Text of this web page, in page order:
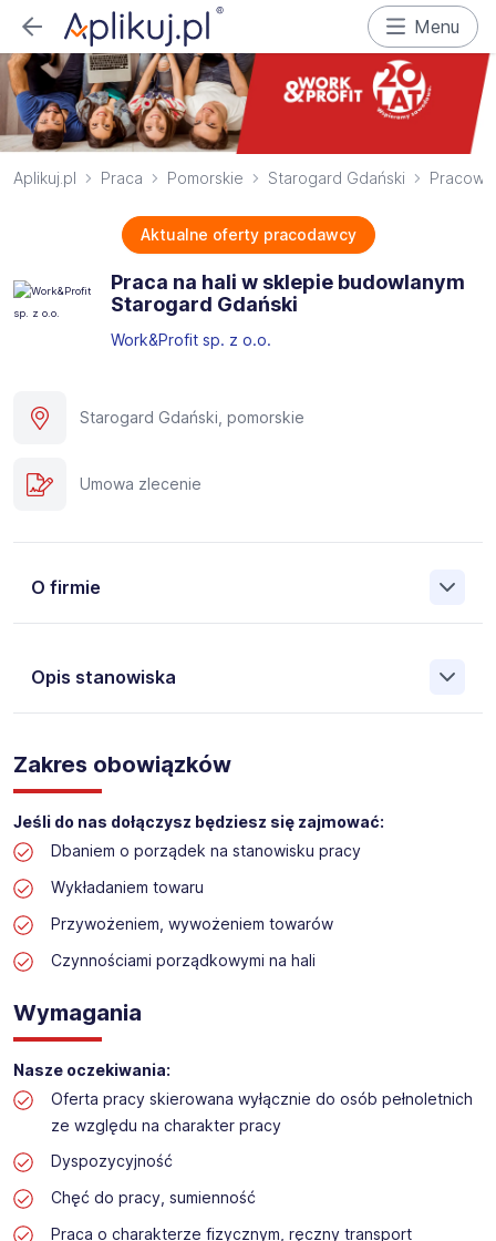
Menu
Aplikuj.pl Praca Pomorskie Starogard Gdański
Aktualne oferty pracodawcy
Praca na hali w sklepie budowlanym
Starogard Gdański
Work&Profit sp. z o.o.
Starogard Gdański, pomorskie
Umowa zlecenie
O firmie
Opis stanowiska
Pośrednictwa Pracy i Doradztwa Personalnego Work &
Profit jest obecnie jedną z największych niezależnych
polskich agencji zatrudnienia. W ciągu wielu lat naszej
działalności daliśmy pracę przeszło 50 000 pracowników
w całym kraju. Skutecznie znajdujemy pracowników dla
największych firm, jak również małych rodzinnych
przedsiębiorstw w Polsce. Agencja jest wpisana pod nr
stanowisko:
Lokalizacja: Starogard Gdański
Zakres obowiązków
Jeśli do nas dołączysz będziesz się zajmować:
Dbaniem o porządek na stanowisku pracy
Wykładaniem towaru
Przywożeniem, wywożeniem towarów
Czynnościami porządkowymi na hali
Wymagania
Nasze oczekiwania:
Oferta pracy skierowana wyłącznie do osób pełnoletnich
ze względu na charakter pracy
Dyspozycyjność
Chęć do pracy, sumienność
Praca o charakterze fizycznym, ręczny transport